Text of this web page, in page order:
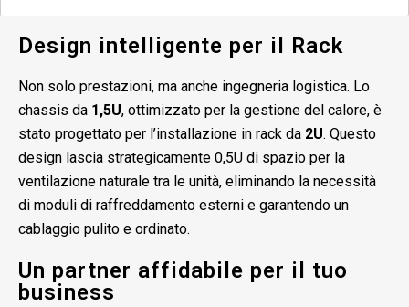
Design intelligente per il Rack
Non solo prestazioni, ma anche ingegneria logistica. Lo
chassis da 1,5U, ottimizzato per la gestione del calore, è
stato progettato per l’installazione in rack da 2U. Questo
design lascia strategicamente 0,5U di spazio per la
ventilazione naturale tra le unità, eliminando la necessità
di moduli di raffreddamento esterni e garantendo un
cablaggio pulito e ordinato.
Un partner affidabile per il tuo
business